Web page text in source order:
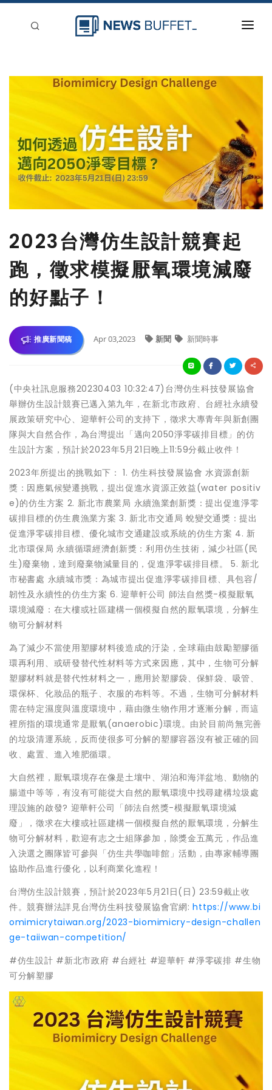
新聞稿分類
2023台灣仿生設計競賽起
跑，徵求模擬厭氧環境減廢
的好點子！
推廣新聞稿 Apr 03,2023 新聞 新聞時事
(中央社訊息服務20230403 10:32:47)台灣仿生科技發展協會
舉辦仿生設計競賽已邁入第九年，在新北市政府、台經社永續發
展政策研究中心、迎華軒公司的支持下，徵求大專青年與新創團
隊與大自然合作，為台灣提出「邁向2050淨零碳排目標」的仿
生設計方案，預計於2023年5月21日晚上11:59分截止收件！
2023年所提出的挑戰如下： 1. 仿生科技發展協會 水資源創新
獎：因應氣候變遷挑戰，提出促進水資源正效益(water positiv
e)的仿生方案 2. 新北市農業局 永續漁業創新獎：提出促進淨零
碳排目標的仿生農漁業方案 3. 新北市交通局 蛻變交通獎：提出
促進淨零碳排目標、優化城市交通建設或系統的仿生方案 4. 新
北市環保局 永續循環經濟創新獎：利用仿生技術，減少社區(民
生)廢棄物，達到廢棄物減量目的，促進淨零碳排目標。 5. 新北
市秘書處 永續城市獎：為城市提出促進淨零碳排目標、具包容/
韌性及永續性的仿生方案 6. 迎華軒公司 師法自然獎-模擬厭氧
環境減廢：在大樓或社區建構一個模擬自然的厭氧環境，分解生
物可分解材料
為了減少不當使用塑膠材料後造成的汙染，全球藉由鼓勵塑膠循
環再利用、或研發替代性材料等方式來因應，其中，生物可分解
塑膠材料就是替代性材料之一，應用於塑膠袋、保鮮袋、吸管、
環保杯、化妝品的瓶子、衣服的布料等。不過，生物可分解材料
需在特定濕度與溫度環境中，藉由微生物作用才逐漸分解，而這
裡所指的環境通常是厭氧(anaerobic)環境。由於目前尚無完善
的垃圾清運系統，反而使很多可分解的塑膠容器沒有被正確的回
收、處置、進入堆肥循環。
大自然裡，厭氧環境存在像是土壤中、湖泊和海洋盆地、動物的
腸道中等等，有沒有可能從大自然的厭氧環境中找尋建構垃圾處
理設施的啟發? 迎華軒公司「師法自然獎-模擬厭氧環境減
廢」，徵求在大樓或社區建構一個模擬自然的厭氧環境，分解生
物可分解材料，歡迎有志之士組隊參加，除獎金五萬元，作品進
入決選之團隊皆可參與「仿生共學咖啡館」活動，由專家輔導團
協助作品進行優化，以利商業化進程！
台灣仿生設計競賽，預計於2023年5月21日(日) 23:59截止收
件。競賽辦法詳見台灣仿生科技發展協會官網:https://www.bi
omimicrytaiwan.org/2023-biomimicry-design-challen
ge-taiiwan-competition/
#仿生設計 #新北市政府 #台經社 #迎華軒 #淨零碳排 #生物
可分解塑膠